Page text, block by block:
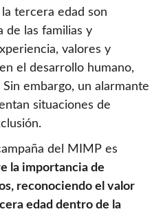
tercera edad son
de las familias y
valores y
el desarrollo humano,
embargo, un alarmante
situaciones de
del MIMP es
la importancia de
reconociendo el valor
edad dentro de la